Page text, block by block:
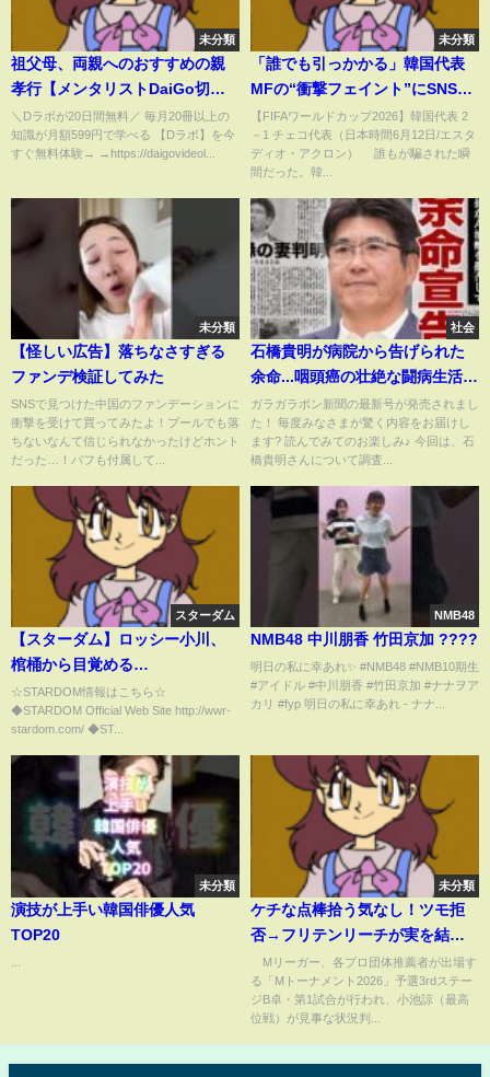
未分類
祖父母、両親へのおすすめの親
孝行【メンタリストDaiGo切り
抜き動画】
＼Dラボが20日間無料／ 毎月20冊以上の
知識が月額599円で学べる 【Dラボ】を今
すぐ無料体験→ →https://daigovideol...
未分類
「誰でも引っかかる」韓国代表
MFの“衝撃フェイント”にSNS震
撼！GKら4人翻弄でゴラッソ
「この落ち着きはなに！？」
(ABEMA TIMES)
【FIFAワールドカップ2026】韓国代表 2
－1 チェコ代表（日本時間6月12日/エスタ
ディオ・アクロン） 誰もが騙された瞬
間だった。韓...
未分類
【怪しい広告】落ちなさすぎる
ファンデ検証してみた
SNSで見つけた中国のファンデーションに
衝撃を受けて買ってみたよ！プールでも落
ちないなんて信じられなかったけどホント
だった…！パフも付属して...
社会
石橋貴明が病院から告げられた
余命...咽頭癌の壮絶な闘病生活を
献身的に支える内縁の妻の正体
に驚きを隠せない...！"とんねる
ず"の木梨憲武がお見舞いで号
を失う...！
ガラガラポン新聞の最新号が発売されまし
た！ 毎度みなさまが驚く内容をお届けし
ます? 読んでみてのお楽しみ♪ 今回は、石
橋貴明さんについて調査...
スターダム
【スターダム】ロッシー小川、
棺桶から目覚める
【STARDOM】
☆STARDOM情報はこちら☆
◆STARDOM Official Web Site http://wwr-
stardom.com/ ◆ST...
NMB48
NMB48 中川朋香 竹田京加 ????
明日の私に幸あれ✨ #NMB48 #NMB10期生
#アイドル #中川朋香 #竹田京加 #ナナヲア
カリ #fyp 明日の私に幸あれ - ナナ...
未分類
演技が上手い韓国俳優人気
TOP20
未分類
ケチな点棒拾う気なし！ツモ拒
否→フリテンリーチが実を結ぶ
ファンも興奮「こういうの好き
よ」「カッコいいな」/麻雀・M
トーナメント(ABEMA TIMES)
Mリーガー、各プロ団体推薦者が出場す
る「Mトーナメント2026」予選3rdステー
ジB卓・第1試合が行われ、小池諒（最高
位戦）が見事な状況判...